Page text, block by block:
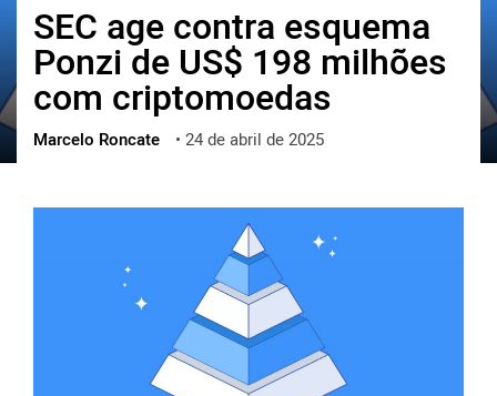
한국어
العربية
ქართული
vietnamese
SEC age contra esquema
Ponzi de US$ 198 milhões
com criptomoedas
Marcelo Roncate • 24 de abril de 2025